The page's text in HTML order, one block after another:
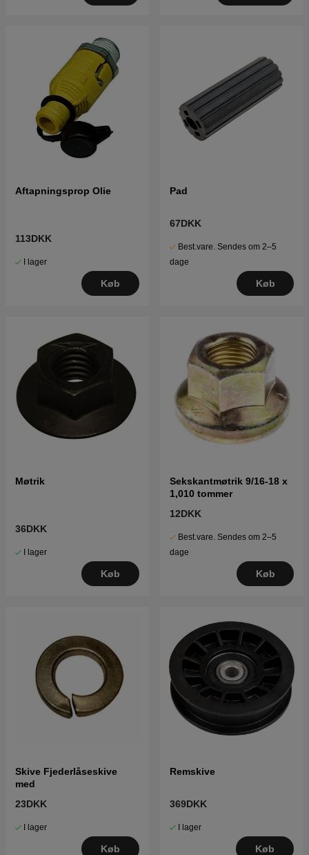
Aftapningsprop Olie
113DKK
I lager
Køb
Pad
67DKK
Best.vare. Sendes om 2–5
dage
Køb
Møtrik
36DKK
I lager
Køb
Sekskantmøtrik 9/16-18 x
1,010 tommer
12DKK
Best.vare. Sendes om 2–5
dage
Køb
Skive Fjederlåseskive
med
23DKK
I lager
Køb
Remskive
369DKK
I lager
Køb